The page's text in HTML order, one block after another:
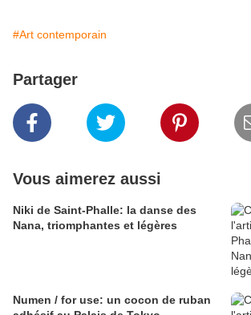
#Art contemporain
Partager
Vous aimerez aussi
Niki de Saint-Phalle: la danse des
Nana, triomphantes et légères
Numen / for use: un cocon de ruban